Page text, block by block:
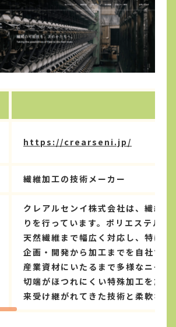
https://crearseni.jp/
繊維加工の技術メーカー
クレアルセンイ株式会社は、繊維
りを行っています。ポリエステル
天然繊維まで幅広く対応し、特に
企画・開発から加工までを自社で
産業資材にいたるまで多様なニー
切端がほつれにくい特殊加工を施
来受け継がれてきた技術と柔軟な